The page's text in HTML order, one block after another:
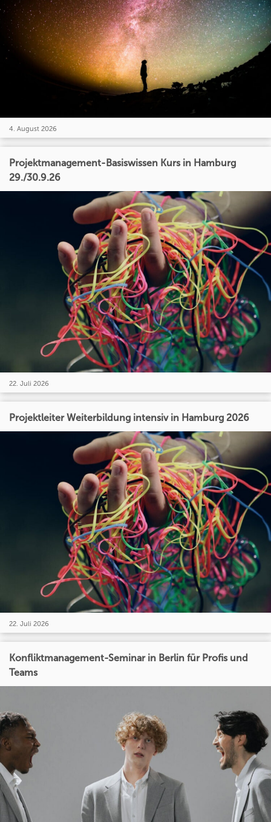
4. August 2026
Projektmanagement-Basiswissen Kurs in Hamburg
29./30.9.26
22. Juli 2026
Projektleiter Weiterbildung intensiv in Hamburg 2026
22. Juli 2026
Konfliktmanagement-Seminar in Berlin für Profis und
Teams